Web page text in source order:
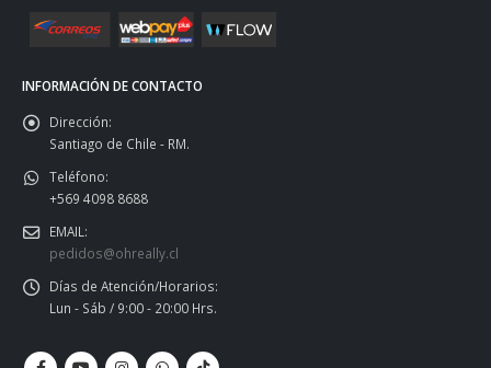
INFORMACIÓN DE CONTACTO
Dirección:
Santiago de Chile - RM.
Teléfono:
+569 4098 8688
EMAIL:
pedidos@ohreally.cl
Días de Atención/Horarios:
Lun - Sáb / 9:00 - 20:00 Hrs.